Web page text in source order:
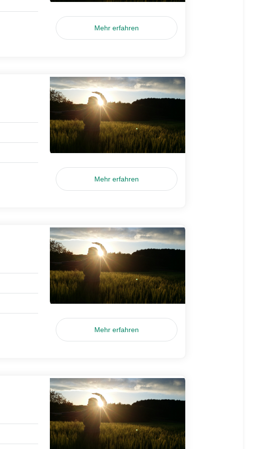
Mehr erfahren
Mehr erfahren
Mehr erfahren